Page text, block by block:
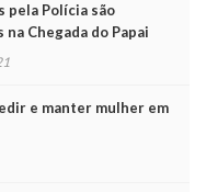
pela Polícia são
Chegada do Papai
e manter mulher em